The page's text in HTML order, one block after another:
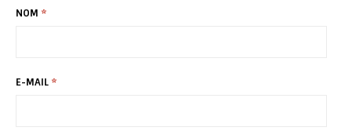
NOM *
E-MAIL *